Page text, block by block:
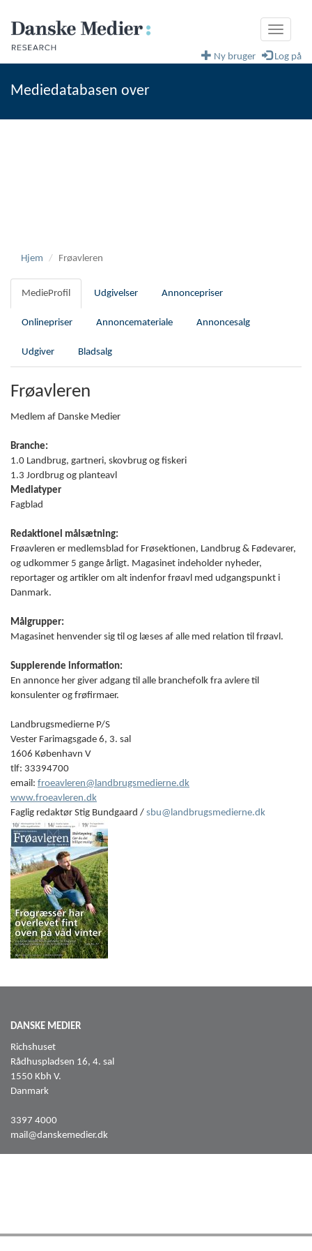
Toggle
Log på
Ny bruger
Mediedatabasen over
Hjem Frøavleren
MedieProfil Udgivelser Annoncepriser
Onlinepriser Annoncemateriale Annoncesalg
Udgiver Bladsalg
Frøavleren
Medlem af Danske Medier
Branche:
1.0 Landbrug, gartneri, skovbrug og fiskeri
1.3 Jordbrug og planteavl
Mediatyper
Fagblad
Redaktionel målsætning:
Frøavleren er medlemsblad for Frøsektionen, Landbrug & Fødevarer,
og udkommer 5 gange årligt. Magasinet indeholder nyheder,
reportager og artikler om alt indenfor frøavl med udgangspunkt i
Danmark.
Målgrupper:
Magasinet henvender sig til og læses af alle med relation til frøavl.
Supplerende information:
En annonce her giver adgang til alle branchefolk fra avlere til
konsulenter og frøfirmaer.
Landbrugsmedierne P/S
Vester Farimagsgade 6, 3. sal
1606 København V
tlf: 33394700
email: froeavleren@landbrugsmedierne.dk
www.froeavleren.dk
Faglig redaktør Stig Bundgaard / sbu@landbrugsmedierne.dk
DANSKE MEDIER
Richshuset
Rådhuspladsen 16, 4. sal
1550 Kbh V.
Danmark
3397 4000
mail@danskemedier.dk